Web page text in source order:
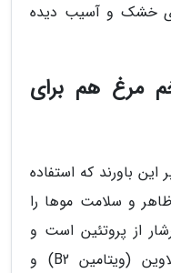
خشک و آسیب دیده
مرغ هم برای
باورند که استفاده
و سلامت موها را
از پروتئین است و
اندازه زیادی ویتامین مثل ریبوفلاوین (ویتامین B2) و